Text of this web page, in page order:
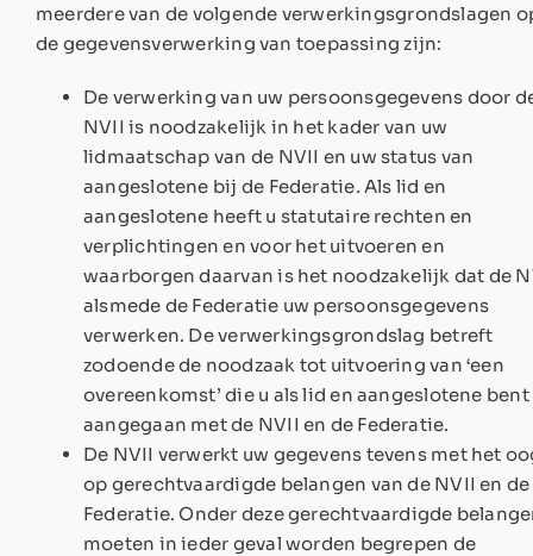
meerdere van de volgende verwerkingsgrondslagen
de gegevensverwerking van toepassing zijn:
De verwerking van uw persoonsgegevens door
NVII is noodzakelijk in het kader van uw
lidmaatschap van de NVII en uw status van
aangeslotene bij de Federatie. Als lid en
aangeslotene heeft u statutaire rechten en
verplichtingen en voor het uitvoeren en
waarborgen daarvan is het noodzakelijk dat de
alsmede de Federatie uw persoonsgegevens
verwerken. De verwerkingsgrondslag betreft
zodoende de noodzaak tot uitvoering van ‘een
overeenkomst’ die u als lid en aangeslotene bent
aangegaan met de NVII en de Federatie.
De NVII verwerkt uw gegevens tevens met het
op gerechtvaardigde belangen van de NVII en de
Federatie. Onder deze gerechtvaardigde
moeten in ieder geval worden begrepen de